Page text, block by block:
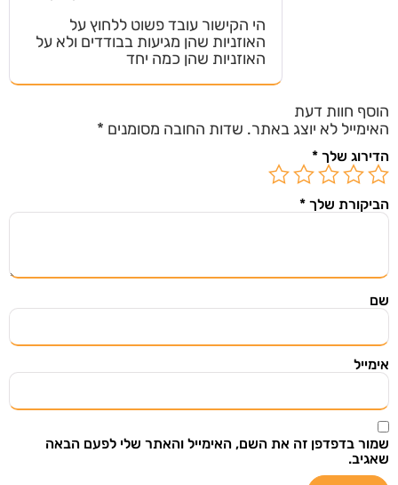
הי הקישור עובד פשוט ללחוץ על
האוזניות שהן מגיעות בבודדים ולא על
האוזניות שהן כמה יחד
הוסף חוות דעת
האימייל לא יוצג באתר. שדות החובה מסומנים *
הדירוג שלך *
הביקורת שלך *
שם
אימייל
שמור בדפדפן זה את השם, האימייל והאתר שלי לפעם הבאה
שאגיב.